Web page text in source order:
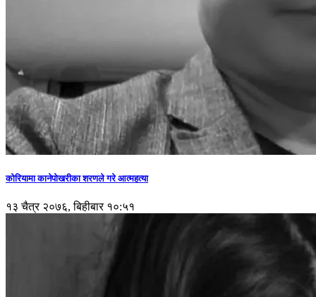
कोरियामा कानेपोखरीका शरणले गरे आत्महत्या
१३ चैत्र २०७६, बिहीबार १०:५१